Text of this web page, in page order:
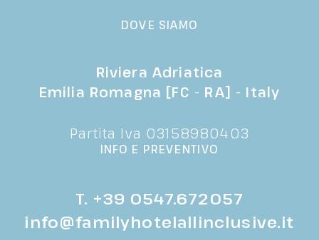
DOVE SIAMO
Riviera Adriatica
Emilia Romagna [FC - RA] - Italy
Partita Iva 03158980403
INFO E PREVENTIVO
T. +39 0547.672057
info@familyhotelallinclusive.it